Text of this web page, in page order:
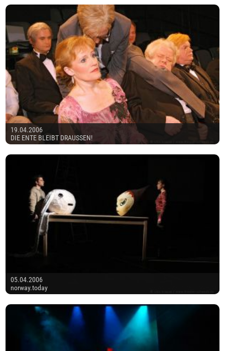
19.04.2006
DIE ENTE BLEIBT DRAUSSEN!
05.04.2006
norway.today